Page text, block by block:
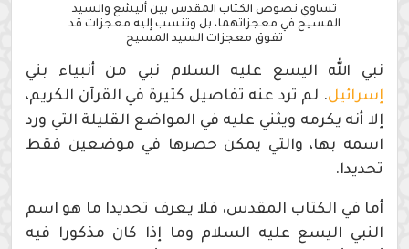
تساوي نصوص الكتاب المقدس بين أليشع والسيد
المسيح في معجزاتهما، بل وتنسب إليه معجزات قد
تفوق معجزات السيد المسيح
نبي الله اليسع عليه السلام نبي من أنبياء بني
إسرائيل. لم ترد عنه تفاصيل كثيرة في القرآن الكريم،
إلا أنه يكرمه ويثني عليه في المواضع القليلة التي ورد
اسمه بها، والتي يمكن حصرها في موضعين فقط
تحديدا.
أما في الكتاب المقدس، فلا يعرف تحديدا ما هو اسم
النبي اليسع عليه السلام وما إذا كان مذكورا فيه